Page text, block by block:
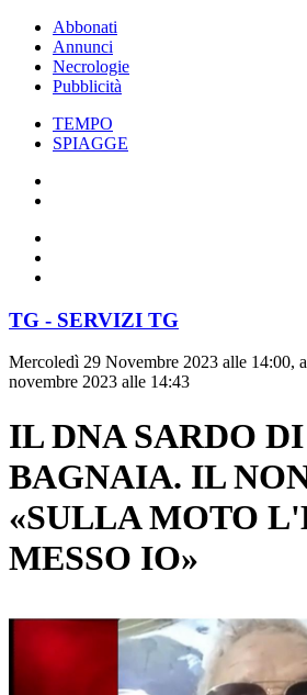
Abbonati
Annunci
Necrologie
Pubblicità
TEMPO
SPIAGGE
TG - SERVIZI TG
Mercoledì 29 Novembre 2023 alle 14:00,
novembre 2023 alle 14:43
IL DNA SARDO
BAGNAIA. IL
«SULLA MOTO
MESSO IO»